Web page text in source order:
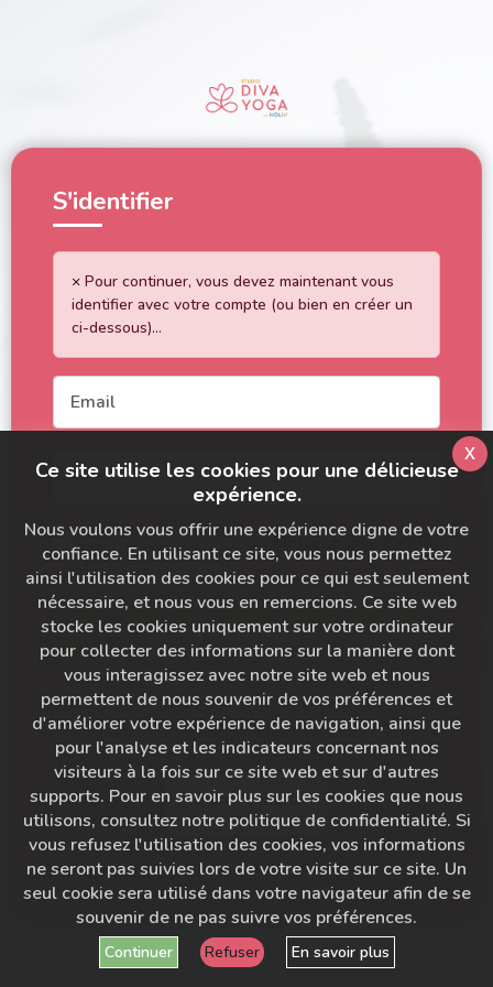
S'identifier
× Pour continuer, vous devez maintenant vous
identifier avec votre compte (ou bien en créer un
ci-dessous)...
Se souvenir de moi
Mot de passe oublié?
S'IDENTIFIER
Vous n'avez pas encore de compte ?
Créer un compte
Ce site utilise les cookies pour une délicieuse
expérience.
Nous voulons vous offrir une expérience digne de votre
confiance. En utilisant ce site, vous nous permettez
ainsi l'utilisation des cookies pour ce qui est seulement
nécessaire, et nous vous en remercions. Ce site web
stocke les cookies uniquement sur votre ordinateur
pour collecter des informations sur la manière dont
vous interagissez avec notre site web et nous
permettent de nous souvenir de vos préférences et
d'améliorer votre expérience de navigation, ainsi que
pour l'analyse et les indicateurs concernant nos
visiteurs à la fois sur ce site web et sur d'autres
supports. Pour en savoir plus sur les cookies que nous
utilisons, consultez notre politique de confidentialité. Si
vous refusez l'utilisation des cookies, vos informations
ne seront pas suivies lors de votre visite sur ce site. Un
seul cookie sera utilisé dans votre navigateur afin de se
souvenir de ne pas suivre vos préférences.
Continuer Refuser En savoir plus
x